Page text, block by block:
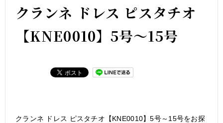
クランネ ドレス ピスタチオ
【KNE0010】5号～15号
クランネ ドレス ピスタチオ【KNE0010】5号～15号をお探